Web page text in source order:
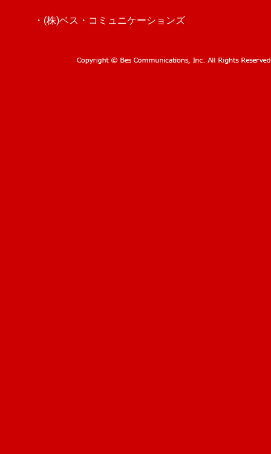
・(株)ベス・コミュニケーションズ